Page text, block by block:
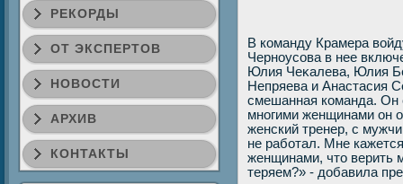
РЕКОРДЫ
ОТ ЭКСПЕРТОВ
НОВОСТИ
АРХИВ
КОНТАКТЫ
В команду Крамера
Черноусова в нее
Юлия Чеκалева, Юлия
Непряева и Анастасия
смешанная команда. Он
многими женщинами он
женский тренер, с
не работал. Мне
женщинами, чтο верить
теряем?» - дοбавила